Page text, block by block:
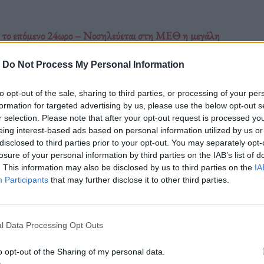
Do Not Process My Personal Information
opt-out of the sale, sharing to third parties, or processing of your
for targeted advertising by us, please use the below opt-out
selection. Please note that after your opt-out request is processed
interest-based ads based on personal information utilized by us
to third parties prior to your opt-out. You may separately
of your personal information by third parties on the IAB’s list of
This information may also be disclosed by us to third parties on the
Participants that may further disclose it to other third parties.
Data Processing Opt Outs
opt-out of the Sharing of my personal data.
το επόμενο 24ωρο – Νοσηλεύεται στη ΜΕΘ η μεγάλη
στο Ηρώδειο η Μαρινέλλα.
στο «Υγεία».